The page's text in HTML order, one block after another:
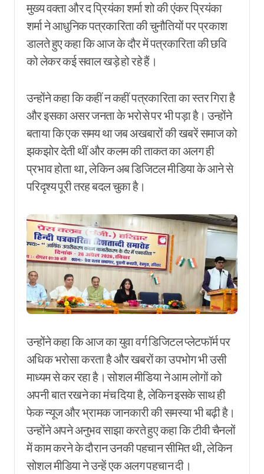
मुख्य वक्ता और द प्रियंका शर्मा शो की एंकर प्रियंका
शर्मा ने आधुनिक पत्रकारिता की चुनौतियों पर प्रकाश
डालते हुए कहा कि आज के दौर में पत्रकारिता की छवि
को लेकर कई सवाल खड़े हो रहे हैं।
उन्होंने कहा कि कहीं न कहीं पत्रकारिता का स्तर गिरा है
और इसका असर जनता के भरोसे पर भी पड़ा है। उन्होंने
बताया कि एक समय था जब अखबारों की खबरें समाज को
झकझोर देती थीं और कलम की ताकत का अलग ही
प्रभाव होता था, लेकिन अब डिजिटल मीडिया के आने से
परिदृश्य पूरी तरह बदल चुका है।
उन्होंने कहा कि आज का युवा वर्ग डिजिटल प्लेटफॉर्म पर
अधिक भरोसा करता है और खबरों का उपभोग भी उसी
माध्यम से कर रहा है। सोशल मीडिया ने आम लोगों को
अपनी बात रखने का मंच दिया है, लेकिन इसके साथ ही
फेक न्यूज और भ्रामक जानकारी की समस्या भी बढ़ी है।
उन्होंने अपने अनुभव साझा करते हुए कहा कि टीवी चैनलों
में काम करने के दौरान उनकी पहचान सीमित थी, लेकिन
सोशल मीडिया ने उन्हें एक अलग पहचान दी।